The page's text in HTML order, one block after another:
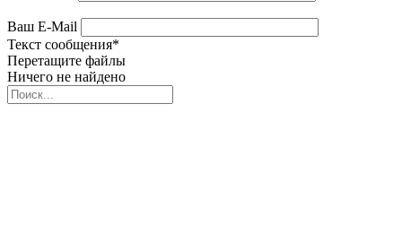
Ваш E-Mail
Текст сообщения*
Перетащите файлы
Ничего не найдено